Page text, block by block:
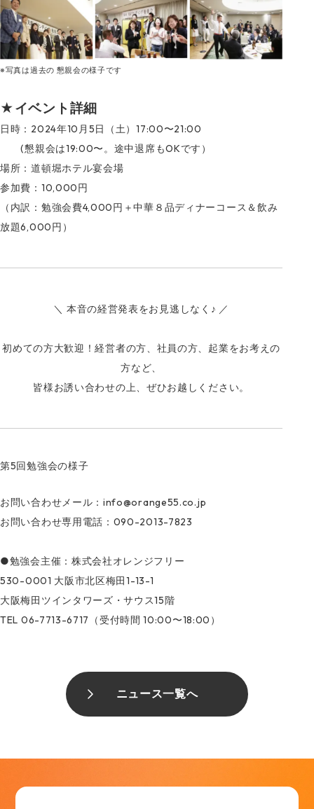
※写真は過去の 懇親会の様子です
★イベント詳細
日時：2024年10月5日（土）17:00〜21:00
(懇親会は19:00〜。途中退席もOKです）
場所：道頓堀ホテル宴会場
参加費：10,000円
（内訳：勉強会費4,000円＋中華８品ディナーコース＆飲み
放題6,000円）
＼ 本音の経営発表をお見逃しなく♪ ／
初めての方大歓迎！経営者の方、社員の方、起業をお考えの
方など、
皆様お誘い合わせの上、ぜひお越しください。
第5回勉強会の様子
お問い合わせメール：info@orange55.co.jp
お問い合わせ専用電話：090-2013-7823
●勉強会主催：株式会社オレンジフリー
530-0001 大阪市北区梅田1-13-1
大阪梅田ツインタワーズ・サウス15階
TEL 06-7713-6717（受付時間 10:00〜18:00）
ニュース一覧へ